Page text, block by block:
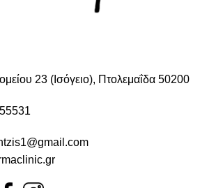
23 (Ισόγειο), Πτολεμαΐδα 50200